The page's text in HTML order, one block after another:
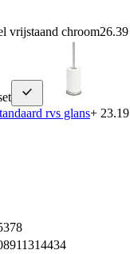
vrijstaand chroom26.39
rvs glans+ 23.19